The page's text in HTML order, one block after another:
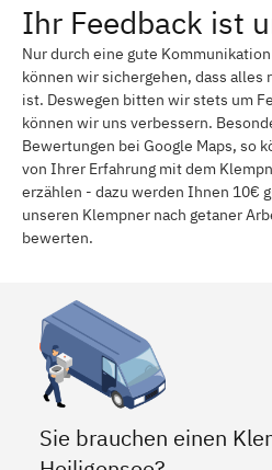
Ihr Feedback ist
Nur durch eine gute
können wir sichergehen, dass alles
ist. Deswegen bitten wir stets um
können wir uns verbessern.
Bewertungen bei Google Maps, so
von Ihrer Erfahrung mit dem
erzählen - dazu werden Ihnen 10€
unseren Klempner nach getaner
bewerten.
Sie brauchen einen